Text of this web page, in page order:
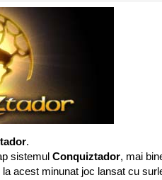
.
sistemul Conquiztador, mai
acest minunat joc lansat cu